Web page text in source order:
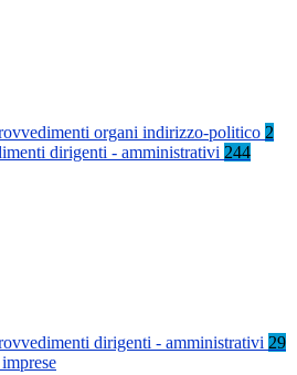
organi indirizzo-politico 2
dirigenti - amministrativi 244
dirigenti - amministrativi 29